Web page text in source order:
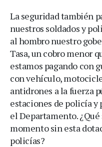
La seguridad también
nuestros soldados y
al hombro nuestro
Tasa, un cobro menor
estamos pagando con
con vehículo,
antidrones a la fuerza
estaciones de policía
el Departamento.
momento sin esta
policías?